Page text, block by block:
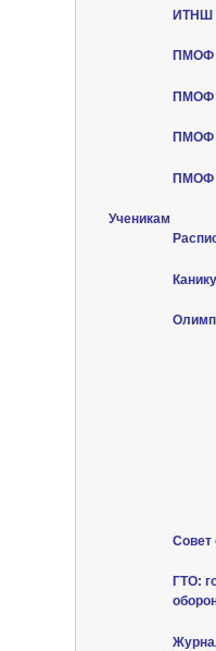
ИТНШ
ПМОФ
ПМОФ
ПМОФ
ПМОФ
Ученикам
Совет
ГТО: